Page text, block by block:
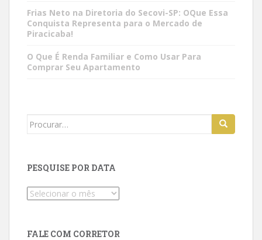
Frias Neto na Diretoria do Secovi-SP: OQue Essa
Conquista Representa para o Mercado de
Piracicaba!
O Que É Renda Familiar e Como Usar Para
Comprar Seu Apartamento
Search
PESQUISE POR DATA
Pesquise
FALE COM CORRETOR